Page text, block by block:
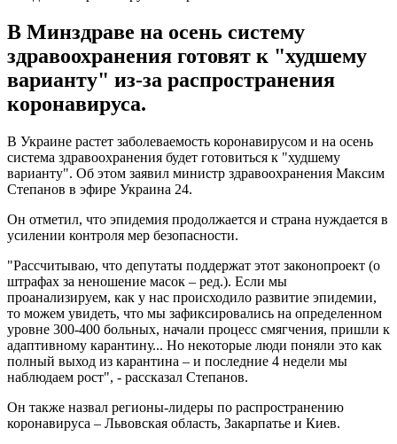
В Минздраве на осень систему
здравоохранения готовят к "худшему
варианту" из-за распространения
коронавируса.
В Украине растет заболеваемость коронавирусом и на осень
система здравоохранения будет готовиться к "худшему
варианту". Об этом заявил министр здравоохранения Максим
Степанов в эфире Украина 24.
Он отметил, что эпидемия продолжается и страна нуждается в
усилении контроля мер безопасности.
"Рассчитываю, что депутаты поддержат этот законопроект (о
штрафах за неношение масок – ред.). Если мы
проанализируем, как у нас происходило развитие эпидемии,
то можем увидеть, что мы зафиксировались на определенном
уровне 300-400 больных, начали процесс смягчения, пришли к
адаптивному карантину... Но некоторые люди поняли это как
полный выход из карантина – и последние 4 недели мы
наблюдаем рост", - рассказал Степанов.
Он также назвал регионы-лидеры по распространению
коронавируса – Львовская область, Закарпатье и Киев.